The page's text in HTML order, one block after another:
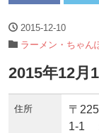
2015-12-10
ラーメン・ちゃん
2015年12月
住所
〒
1-1